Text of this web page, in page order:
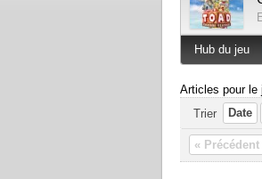
Hub du jeu
Articles pour le
Trier
Date
« Précédent